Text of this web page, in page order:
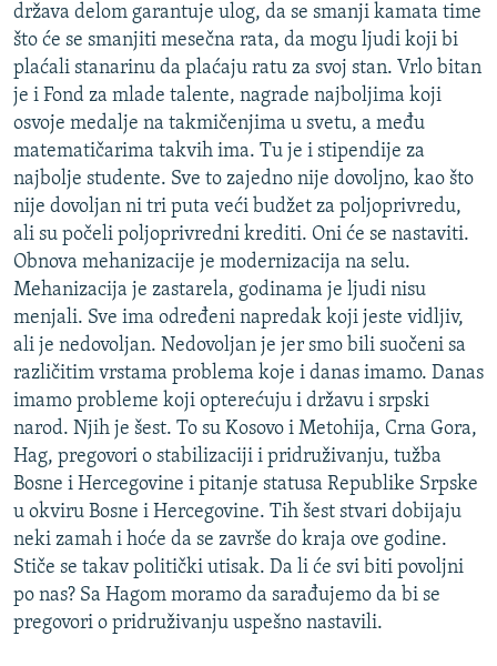
država delom garantuje ulog, da se smanji kamata time
što će se smanjiti mesečna rata, da mogu ljudi koji bi
plaćali stanarinu da plaćaju ratu za svoj stan. Vrlo bitan
je i Fond za mlade talente, nagrade najboljima koji
osvoje medalje na takmičenjima u svetu, a među
matematičarima takvih ima. Tu je i stipendije za
najbolje studente. Sve to zajedno nije dovoljno, kao što
nije dovoljan ni tri puta veći budžet za poljoprivredu,
ali su počeli poljoprivredni krediti. Oni će se nastaviti.
Obnova mehanizacije je modernizacija na selu.
Mehanizacija je zastarela, godinama je ljudi nisu
menjali. Sve ima određeni napredak koji jeste vidljiv,
ali je nedovoljan. Nedovoljan je jer smo bili suočeni sa
različitim vrstama problema koje i danas imamo. Danas
imamo probleme koji opterećuju i državu i srpski
narod. Njih je šest. To su Kosovo i Metohija, Crna Gora,
Hag, pregovori o stabilizaciji i pridruživanju, tužba
Bosne i Hercegovine i pitanje statusa Republike Srpske
u okviru Bosne i Hercegovine. Tih šest stvari dobijaju
neki zamah i hoće da se završe do kraja ove godine.
Stiče se takav politički utisak. Da li će svi biti povoljni
po nas? Sa Hagom moramo da sarađujemo da bi se
pregovori o pridruživanju uspešno nastavili.